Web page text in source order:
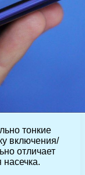
тонкие
включения/
отличает